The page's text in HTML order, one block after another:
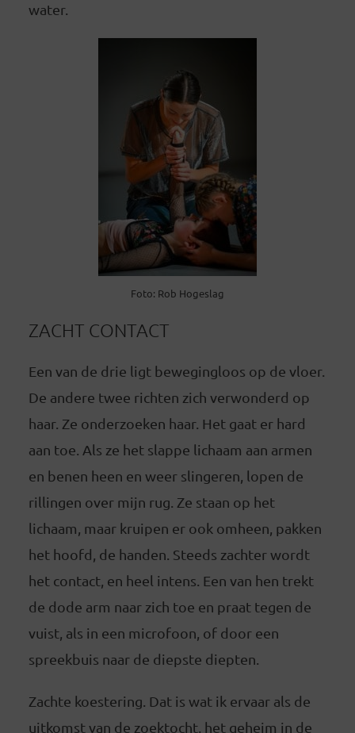
water.
Foto: Rob Hogeslag
ZACHT CONTACT
Een van de drie ligt bewegingloos op de vloer.
De andere twee richten zich verwonderd op
haar. Ze onderzoeken haar. Het gaat er hard
aan toe. Als ze het slappe lichaam aan armen
en benen heen en weer slingeren, lopen de
rillingen over mijn rug. Ze staan op het
lichaam, maar kruipen er ook omheen, pakken
het hoofd, de handen. Steeds zachter wordt
het contact, en heel intens. Een van hen trekt
de dode arm naar zich toe en praat tegen de
vuist, als in een microfoon, of door een
spreekbuis naar de diepste diepten.
Zachte koestering. Dat is wat ik ervaar als de
uitkomst van de zoektocht, het geheim in de